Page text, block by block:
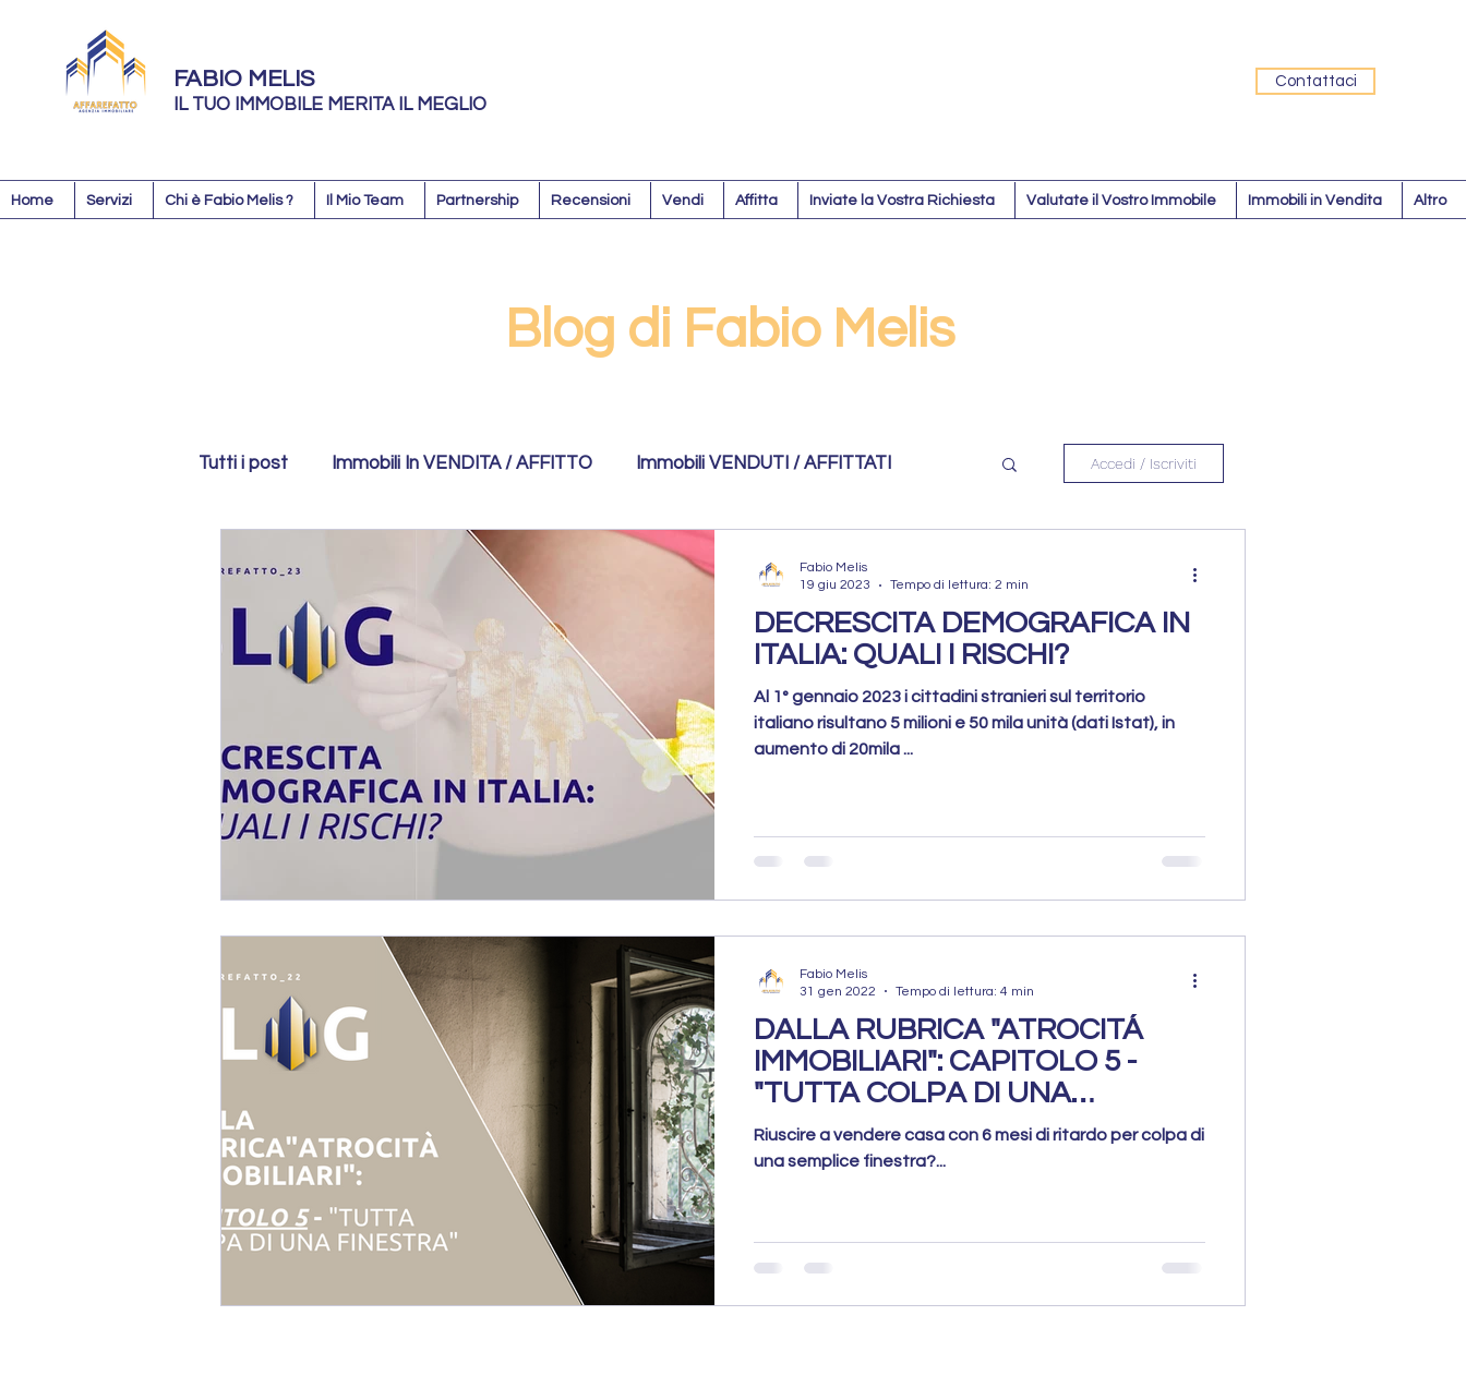
FABIO MELIS
IL TUO IMMOBILE MERITA IL MEGLIO
Contattaci
Home Servizi Chi è Fabio Melis ? Il Mio Team Partnership Recensioni Vendi Affitta Inviate la Vostra Richiesta Valutate il Vostro Immobile Immobili in Vendita Altro
Blog di Fabio Melis
Tutti i post Immobili In VENDITA / AFFITTO Immobili VENDUTI / AFFITTATI
Affarefatto Pocket Rogito Concluso
Immobili In TRATTATIVA / PROPOSTA A Mercato Immobiliare
Immobiliare Vendere Casa Errori da evitare
Consulenza Immobiliare Preparazione dell’Immobile
Consigli per Vendere Casa Strategia di Vendita
Accedi / Iscriviti
DECRESCITA DEMOGRAFICA IN
ITALIA: QUALI I RISCHI?
Al 1° gennaio 2023 i cittadini stranieri sul territorio
italiano risultano 5 milioni e 50 mila unità (dati Istat), in
aumento di 20mila ...
Fabio Melis
19 giu 2023
Tempo di lettura: 2 min
DALLA RUBRICA "ATROCITÁ
IMMOBILIARI": CAPITOLO 5 -
"TUTTA COLPA DI UNA
FINESTRA"
Riuscire a vendere casa con 6 mesi di ritardo per colpa di
una semplice finestra?...
Fabio Melis
31 gen 2022
Tempo di lettura: 4 min